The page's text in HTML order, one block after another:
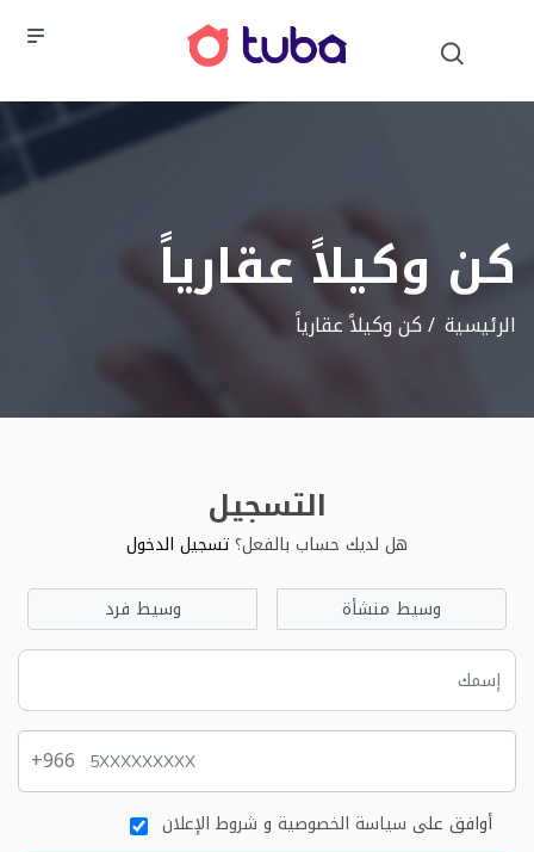
كن وكيلاً عقارياً
الرئيسية كن وكيلاً عقارياً
التسجيل
هل لديك حساب بالفعل؟تسجيل الدخول
وسيط فرد
وسيط منشأة
+966
أوافق على سياسة الخصوصية و شروط الإعلان